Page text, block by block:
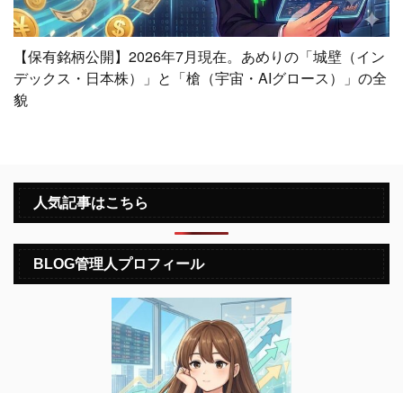
【保有銘柄公開】2026年7月現在。あめりの「城壁（イン
デックス・日本株）」と「槍（宇宙・AIグロース）」の全
貌
人気記事はこちら
BLOG管理人プロフィール